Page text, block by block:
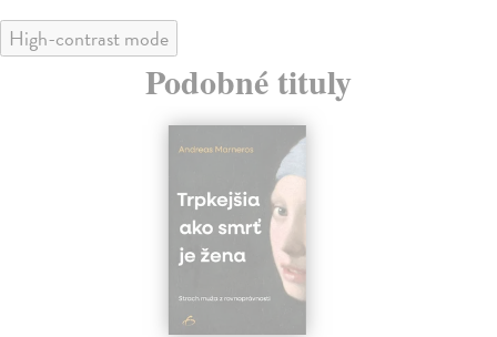
High-contrast mode
Podobné tituly